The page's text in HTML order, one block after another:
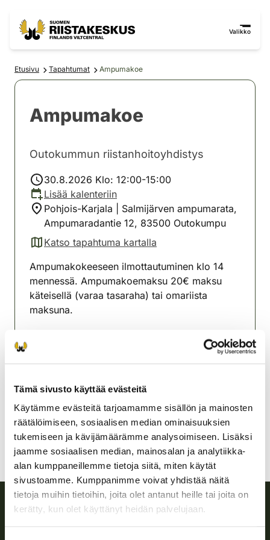
Tämä sivusto käyttää evästeitä
Käytämme evästeitä tarjoamamme sisällön ja mainosten
räätälöimiseen, sosiaalisen median ominaisuuksien
tukemiseen ja kävijämäärämme analysoimiseen. Lisäksi
jaamme sosiaalisen median, mainosalan ja analytiikka-
alan kumppaneillemme tietoja siitä, miten käytät
sivustoamme. Kumppanimme voivat yhdistää näitä
tietoja muihin tietoihin, joita olet antanut heille tai joita on
kerätty, kun olet käyttänyt heidän palvelujaan.
Valikko
Etusivu Tapahtumat Ampumakoe
Ampumakoe
Outokummun riistanhoitoyhdistys
30.8.2026 Klo: 12:00-15:00
Lisää kalenteriin
Pohjois-Karjala | Salmijärven ampumarata,
Ampumaradantie 12, 83500 Outokumpu
Katso tapahtuma kartalla
(avautuu uuteen välilehteen)
Ampumakokeeseen ilmottautuminen klo 14
mennessä. Ampumakoemaksu 20€ maksu
käteisellä (varaa tasaraha) tai omariista
maksuna.
Outokummun riistanhoitoyhdistys
0453307331
outokumpu@rhy.riista.fi